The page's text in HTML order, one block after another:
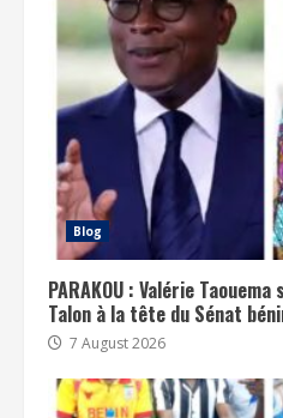
Blog
PARAKOU : Valérie
Talon à la tête du Sénat
7 August 2026